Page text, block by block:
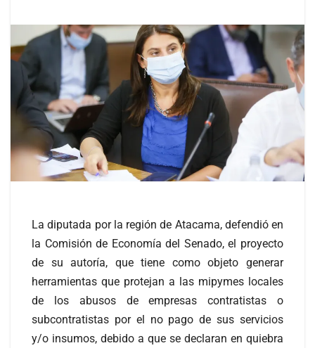
La diputada por la región de Atacama, defendió en
la Comisión de Economía del Senado, el proyecto
de su autoría, que tiene como objeto generar
herramientas que protejan a las mipymes locales
de los abusos de empresas contratistas o
subcontratistas por el no pago de sus servicios
y/o insumos, debido a que se declaran en quiebra